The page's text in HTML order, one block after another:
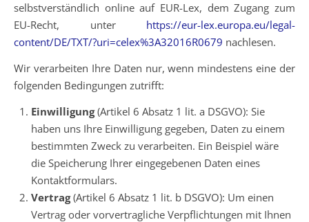
selbstverständlich online auf EUR-Lex, dem Zugang zum
EU-Recht, unter https://eur-lex.europa.eu/legal-
content/DE/TXT/?uri=celex%3A32016R0679 nachlesen.
Wir verarbeiten Ihre Daten nur, wenn mindestens eine der
folgenden Bedingungen zutrifft:
Einwilligung(Artikel 6 Absatz 1 lit. a DSGVO): Sie
haben uns Ihre Einwilligung gegeben, Daten zu einem
bestimmten Zweck zu verarbeiten. Ein Beispiel wäre
die Speicherung Ihrer eingegebenen Daten eines
Kontaktformulars.
Vertrag(Artikel 6 Absatz 1 lit. b DSGVO): Um einen
Vertrag oder vorvertragliche Verpflichtungen mit Ihnen